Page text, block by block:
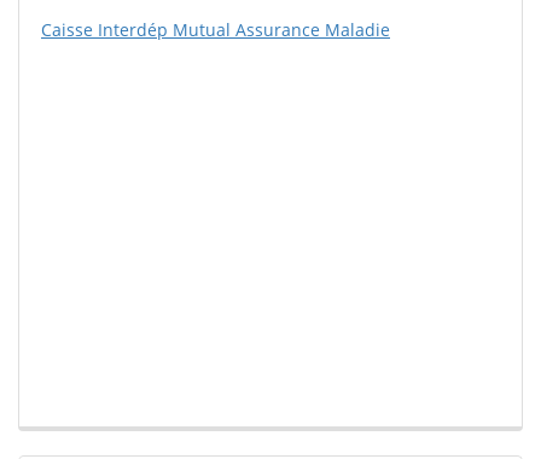
Caisse Interdép Mutual Assurance Maladie